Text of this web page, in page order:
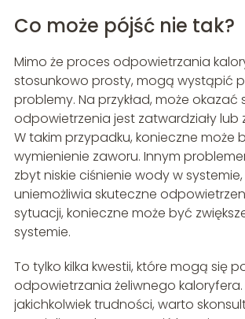
Co może pójść nie tak?
Mimo że proces odpowietrzania
stosunkowo prosty, mogą wystąpić
problemy. Na przykład, może okazać
odpowietrzenia jest zatwardziały lub
W takim przypadku, konieczne może
wymienienie zaworu. Innym
zbyt niskie ciśnienie wody w
uniemożliwia skuteczne
sytuacji, konieczne może być
systemie.
To tylko kilka kwestii, które mogą się
odpowietrzania żeliwnego
jakichkolwiek trudności, warto